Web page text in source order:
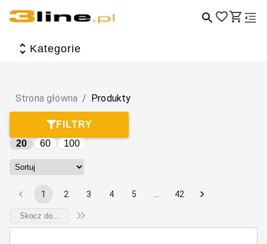
Kategorie
Wszystkie produkty
Dzieci i zabawa
Torby, plecaki, walizki i portfele
Tematyczne
Sport, hobby i wypoczynek
Elektronika i akcesoria
Strona główna / Produkty
FILTRY
20
60 100
1 2 3 4 5 42